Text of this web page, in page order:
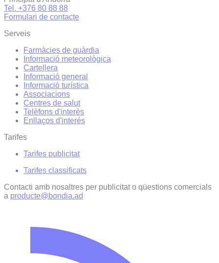
Tel. +376 80 88 88
Formulari de contacte
Serveis
Farmàcies de guàrdia
Informació meteorològica
Cartellera
Informació general
Informació turística
Associacions
Centres de salut
Telèfons d'interès
Enllaços d'interés
Tarifes
Tarifes publicitat
Tarifes classificats
Contacti amb nosaltres per publicitat o qüestions comercials
a producte@bondia.ad